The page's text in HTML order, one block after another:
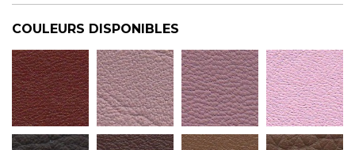
COULEURS DISPONIBLES